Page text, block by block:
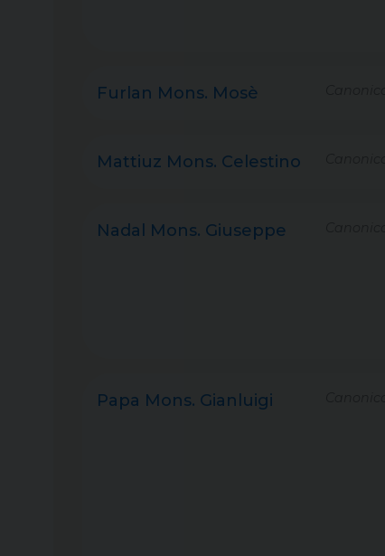
Furlan Mons. Mosè
Mattiuz Mons. Celestino
Nadal Mons. Giuseppe
Papa Mons. Gianluigi